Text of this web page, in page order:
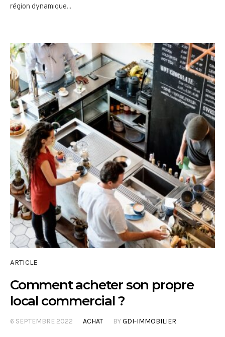
région dynamique...
ARTICLE
Comment acheter son propre
local commercial ?
6 SEPTEMBRE 2022 ACHAT BYGDI-IMMOBILIER